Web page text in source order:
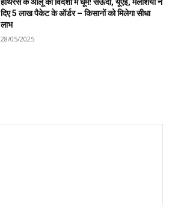
दिए 5 लाख पैकेट के ऑर्डर – किसानों को मिलेगा सीधा
लाभ
28/05/2025